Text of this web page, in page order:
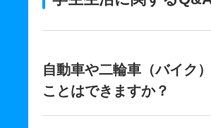
自動車や二輪車（バイク
ことはできますか？